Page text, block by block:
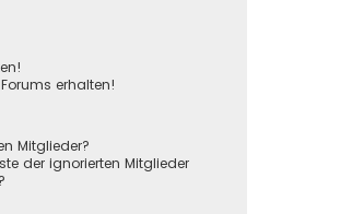
erhalten!
Mitglieder?
der ignorierten Mitglieder